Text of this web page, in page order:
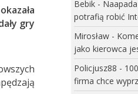
gry
Bebik-
potrafią robić
Mirosław-
jako kierowca
Policjusz88 -
firma chce